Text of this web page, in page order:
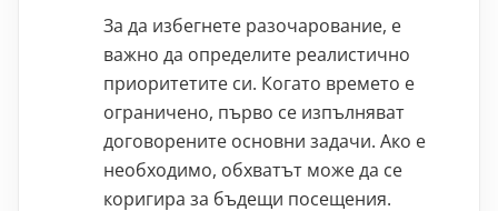
За да избегнете разочарование, е
важно да определите реалистично
приоритетите си. Когато времето е
ограничено, първо се изпълняват
договорените основни задачи. Ако е
необходимо, обхватът може да се
коригира за бъдещи посещения.